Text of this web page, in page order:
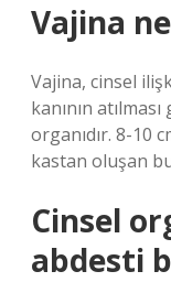
Vajina
Vajina, cinsel
kanının
organıdır. 8-10
kastan oluşan
Cinsel
abdesti